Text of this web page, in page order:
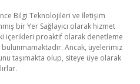
Bilgi Teknolojileri ve İletişim
bir Yer Sağlayıcı olarak hizmet
içerikleri proaktif olarak denetleme
Ancak, üyelerimiz
taşımakta olup, siteye üye olarak